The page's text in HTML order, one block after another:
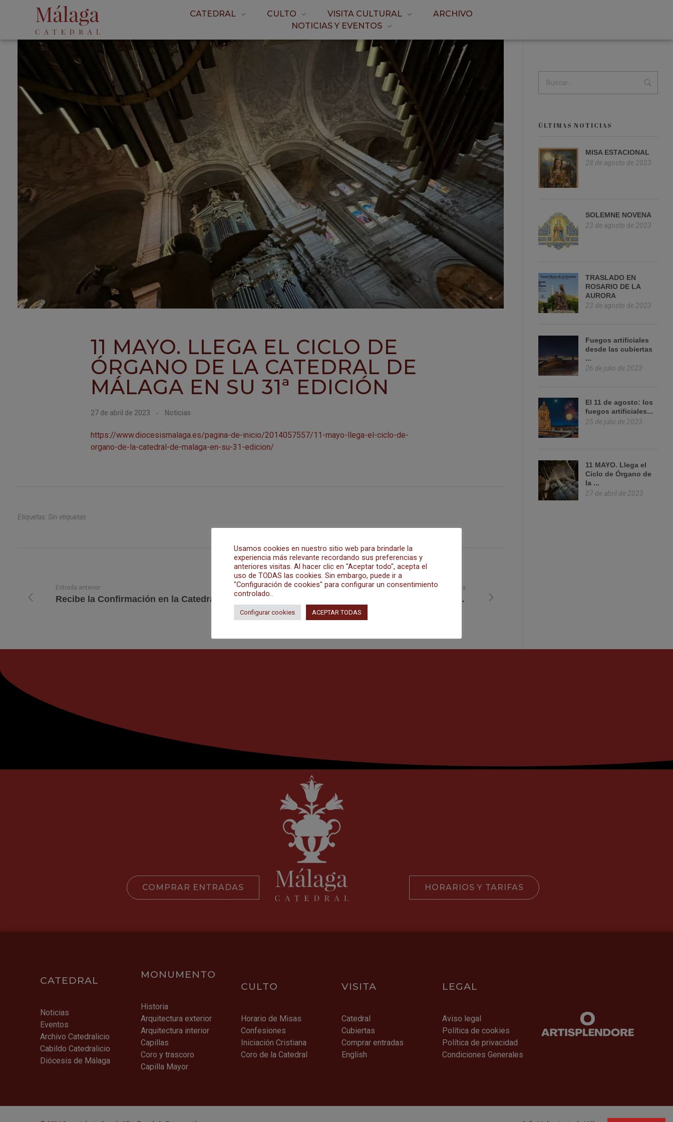
CATEDRAL CULTO VISITA CULTURAL
ARCHIVO
NOTICIAS Y EVENTOS
11 MAYO. LLEGA EL CICLO DE
ÓRGANO DE LA CATEDRAL DE
MÁLAGA EN SU 31ª EDICIÓN
27 de abril de 2023 Noticias
https://www.diocesismalaga.es/pagina-de-inicio/2014057557/11-mayo-llega-el-ciclo-de-
organo-de-la-catedral-de-malaga-en-su-31-edicion/
Etiquetas: Sin etiquetas
Entrada anterior
Recibe la Confirmación en la Catedral el 19 de mayo
Siguiente entrada
El 11 de agosto: los fuegos artificiales desde las cubiertas de la Catedral
ÚLTIMAS NOTICIAS
MISA ESTACIONAL
28 de agosto de 2023
SOLEMNE NOVENA
23 de agosto de 2023
TRASLADO EN
ROSARIO DE LA
AURORA
23 de agosto de 2023
Fuegos artificiales
desde las cubiertas
...
26 de julio de 2023
El 11 de agosto: los
fuegos artificiales...
25 de julio de 2023
11 MAYO. Llega el
Ciclo de Órgano de
la ...
27 de abril de 2023
COMPRAR ENTRADAS HORARIOS Y TARIFAS
CATEDRAL
Noticias
Eventos
Archivo Catedralicio
Cabildo Catedralicio
Diócesis de Málaga
MONUMENTO
Historia
Arquitectura exterior
Arquitectura interior
Capillas
Coro y trascoro
Capilla Mayor
CULTO
Horario de Misas
Confesiones
Iniciación Cristiana
Coro de la Catedral
VISITA
Catedral
Cubiertas
Comprar entradas
English
LEGAL
Aviso legal
Política de cookies
Política de privacidad
Condiciones Generales
Usamos cookies en nuestro sitio web para brindarle la
experiencia más relevante recordando sus preferencias y
anteriores visitas. Al hacer clic en "Aceptar todo", acepta el
uso de TODAS las cookies. Sin embargo, puede ir a
"Configuración de cookies" para configurar un consentimiento
controlado..
Configurar cookies ACEPTAR TODAS